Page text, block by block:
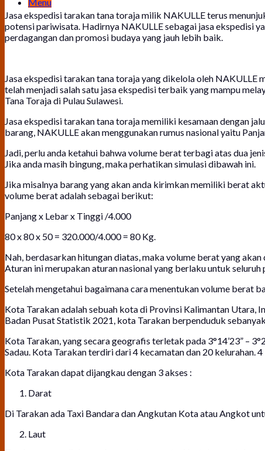
Jasa ekspedisi tarakan tana toraja milik NAKULLE terus
potensi pariwisata. Hadirnya NAKULLE sebagai jasa ekspedisi
perdagangan dan promosi budaya yang jauh lebih baik.
Jasa ekspedisi tarakan tana toraja yang dikelola oleh
telah menjadi salah satu jasa ekspedisi terbaik yang mampu
Tana Toraja di Pulau Sulawesi.
Jasa ekspedisi tarakan tana toraja memiliki kesamaan dengan
barang, NAKULLE akan menggunakan rumus nasional yaitu
Jadi, perlu anda ketahui bahwa volume berat terbagi atas dua
Jika anda masih bingung, maka perhatikan simulasi dibawah ini.
Jika misalnya barang yang akan anda kirimkan memiliki berat
volume berat adalah sebagai berikut:
Panjang x Lebar x Tinggi /4.000
80 x 80 x 50 = 320.000/4.000 = 80 Kg.
Nah, berdasarkan hitungan diatas, maka volume berat yang
Aturan ini merupakan aturan nasional yang berlaku untuk
Setelah mengetahui bagaimana cara menentukan volume berat
Kota Tarakan adalah sebuah kota di Provinsi Kalimantan Utara,
Badan Pusat Statistik 2021, kota Tarakan berpenduduk
Kota Tarakan, yang secara geografis terletak pada 3°14’23” –
Sadau. Kota Tarakan terdiri dari 4 kecamatan dan 20 kelurahan.
Kota Tarakan dapat dijangkau dengan 3 akses :
Darat
Di Tarakan ada Taxi Bandara dan Angkutan Kota atau Angkot
Laut